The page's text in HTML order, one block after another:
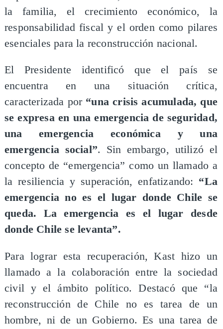
la familia, el crecimiento económico, la
responsabilidad fiscal y el orden como pilares
esenciales para la reconstrucción nacional.
El Presidente identificó que el país se
encuentra en una situación crítica,
caracterizada por “una crisis acumulada, que
se expresa en una emergencia de seguridad,
una emergencia económica y una
emergencia social”. Sin embargo, utilizó el
concepto de “emergencia” como un llamado a
la resiliencia y superación, enfatizando: “La
emergencia no es el lugar donde Chile se
queda. La emergencia es el lugar desde
donde Chile se levanta”.
Para lograr esta recuperación, Kast hizo un
llamado a la colaboración entre la sociedad
civil y el ámbito político. Destacó que “la
reconstrucción de Chile no es tarea de un
hombre, ni de un Gobierno. Es una tarea de